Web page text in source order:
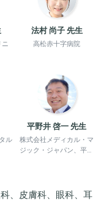
ニ
法村 尚子 先生
高松赤十字病院
ル
平野井 啓一 先生
株式会社メディカル・マ
ジック・ジャパン、平野
、皮膚科、眼科、耳